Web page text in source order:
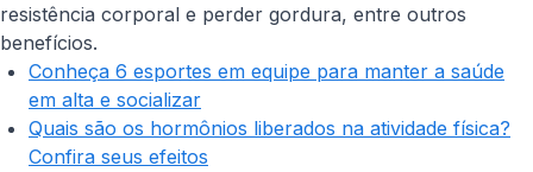
resistência corporal e perder gordura, entre outros
benefícios.
Conheça 6 esportes em equipe para manter a saúde
em alta e socializar
Quais são os hormônios liberados na atividade física?
Confira seus efeitos